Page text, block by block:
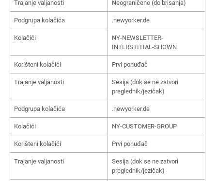
Trajanje valjanosti Neograničeno (do brisanja)
Podgrupa kolačića .newyorker.de
Kolačići
NY-NEWSLETTER-
INTERSTITIAL-SHOWN
Korišteni kolačići Prvi ponuđač
Trajanje valjanosti
Sesija (dok se ne zatvori
preglednik/jezičak)
Podgrupa kolačića .newyorker.de
Kolačići NY-CUSTOMER-GROUP
Korišteni kolačići Prvi ponuđač
Trajanje valjanosti
Sesija (dok se ne zatvori
preglednik/jezičak)